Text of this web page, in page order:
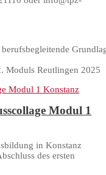
Moduls Reutlingen 2025
Modul 1
in Konstanz
des ersten